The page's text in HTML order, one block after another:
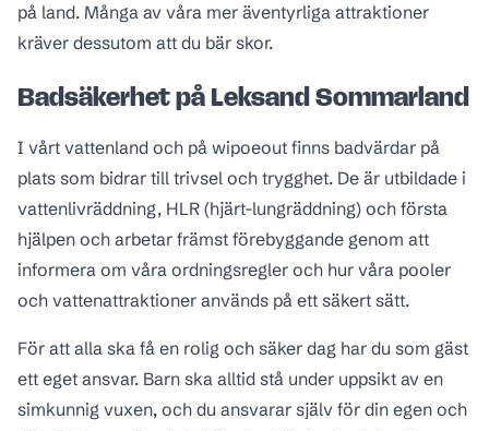
på land. Många av våra mer äventyrliga attraktioner
kräver dessutom att du bär skor.
Badsäkerhet på Leksand Sommarland
I vårt vattenland och på wipoeout finns badvärdar på
plats som bidrar till trivsel och trygghet. De är utbildade i
vattenlivräddning, HLR (hjärt-lungräddning) och första
hjälpen och arbetar främst förebyggande genom att
informera om våra ordningsregler och hur våra pooler
och vattenattraktioner används på ett säkert sätt.
För att alla ska få en rolig och säker dag har du som gäst
ett eget ansvar. Barn ska alltid stå under uppsikt av en
simkunnig vuxen, och du ansvarar själv för din egen och